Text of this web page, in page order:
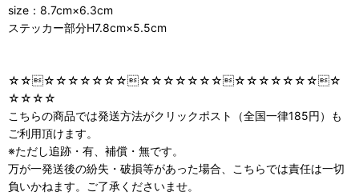
size：8.7cm×6.3cm
ステッカー部分H7.8cm×5.5cm
☆☆☆☆☆☆☆☆☆☆☆☆☆☆☆☆☆☆☆☆☆☆☆☆
☆☆☆☆
こちらの商品では発送方法がクリックポスト（全国一律185円）も
ご利用頂けます。
※ただし追跡・有、補償・無です。
万が一発送後の紛失・破損等があった場合、こちらでは責任は一切
負いかねます。ご了承くださいませ。